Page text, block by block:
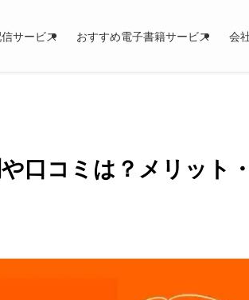
サービス おすすめ電子書籍サービス 会
口コミは？メリット